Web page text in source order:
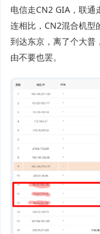
电信走CN2 GIA，联通
连相比，CN2混合机型
到达东京，离了个大普
由不要也罢。